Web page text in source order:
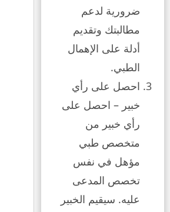
ضرورية لدعم
مطالبتك وتقديم
أدلة على الإهمال
الطبي.
احصل على رأي
خبير – احصل على
رأي خبير من
متخصص طبي
مؤهل في نفس
تخصص المدعى
عليه. سيقيم الخبير